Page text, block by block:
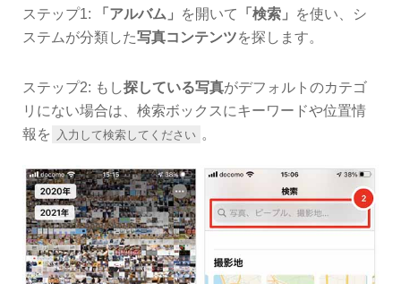
ステップ1: 「アルバム」 を開いて 「検索」
を使い、シ
ステムが分類した写真コンテンツを探します。
ステップ2: もし探している写真がデフォルトのカテゴ
リにない場合は、検索ボックスにキーワードや位置情
報を
入力して検索してください 。